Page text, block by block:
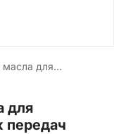
для
для
передач